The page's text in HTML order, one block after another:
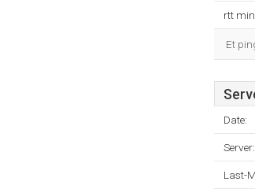
rtt
Et
Date:
Server:
Last-